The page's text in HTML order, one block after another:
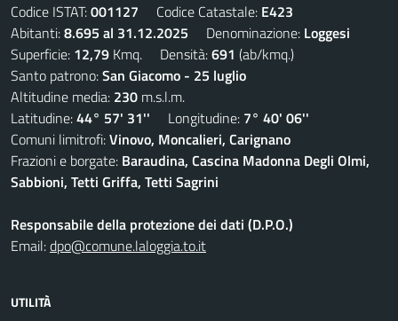
Codice ISTAT:001127 Codice Catastale: E423
Abitanti:8.695 al 31.12.2025 Denominazione: Loggesi
Superficie: 12,79 Kmq. Densità:691 (ab/kmq.)
Santo patrono:San Giacomo - 25 luglio
Altitudine media: 230 m.s.l.m.
Latitudine:44° 57' 31'' Longitudine: 7° 40' 06''
Comuni limitrofi:Vinovo, Moncalieri, Carignano
Frazioni e borgate: Baraudina, Cascina Madonna Degli Olmi,
Sabbioni, Tetti Griffa, Tetti Sagrini
Responsabile della protezione dei dati (D.P.O.)
Email:dpo@comune.laloggia.to.it
UTILITÀ